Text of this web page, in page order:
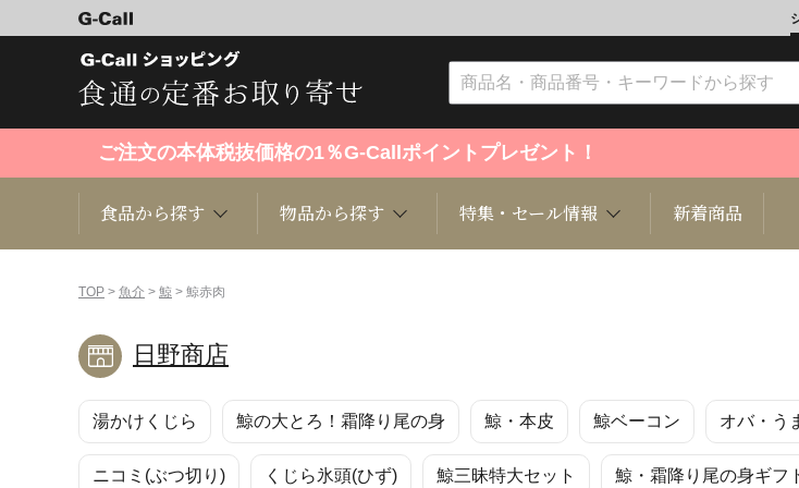
ご注文の本体税抜価格の1％G-Callポイントプレゼント！
食品から探す
くだもの
洋菓子 和菓子 総菜
物品から探す
趣味・雑貨
キッチン用品 ファッション 定期購読雑誌
特集・セール情報 新着商品
TOP > 魚介 > 鯨 > 鯨赤肉
日野商店
湯かけくじら 鯨の大とろ！霜降り尾の身 鯨・本皮 鯨ベーコン オバ・う
ニコミ(ぶつ切り) くじら氷頭(ひず) 鯨三昧特大セット 鯨・霜降り尾の身ギフ